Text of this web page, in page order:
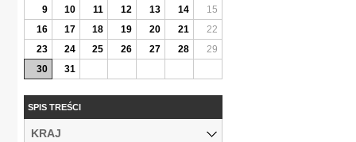
9
10 11 12 13 14
15
16
17 18 19 20 21
22
23
24 25 26 27 28
29
30
31
SPIS TREŚCI
KRAJ